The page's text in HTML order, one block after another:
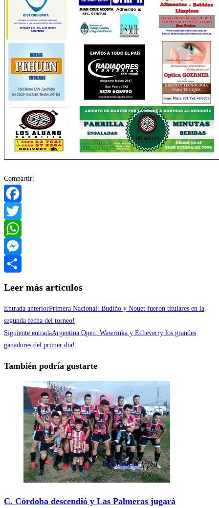
Compartir:
Facebook
Twitter
WhatsApp
Messenger
Leer más artículos
Entrada anteriorPrimera Nacional: Budiño y Nouet fueron titulares en la
segunda fecha del torneo!
Siguiente entradaArgentina Open: Wawrinka y Echeverry los grandes
ganadores del primer dia!
También podría gustarte
C. Córdoba descendió y Las Palmeras jugará